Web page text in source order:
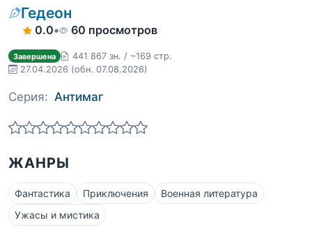
Гедеон
0.0• 60 просмотров
Завершена
441 867 зн. / ~169 стр.
27.04.2026 (обн. 07.08.2026)
Серия: Антимаг
ЖАНРЫ
Фантастика Приключения
Военная литература
Ужасы и мистика